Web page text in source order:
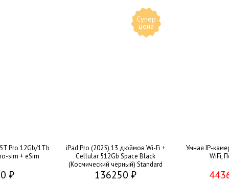
Pro 12Gb/1Tb
sim + eSim
₽
Супер
цена
iPad Pro (2025) 13 дюймов Wi-Fi +
Cellular 512Gb Space Black
(Космический черный) Standard
glass
136250 ₽
Умная IP-
WiFi,